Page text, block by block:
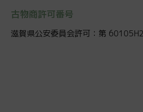
古物商許可番号
滋賀県公安委員会許可：第